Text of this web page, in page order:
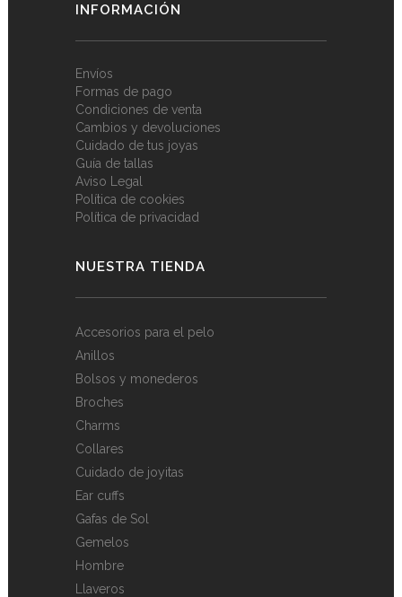
INFORMACIÓN
Envíos
Formas de pago
Condiciones de venta
Cambios y devoluciones
Cuidado de tus joyas
Guía de tallas
Aviso Legal
Política de cookies
Política de privacidad
NUESTRA TIENDA
Accesorios para el pelo
Anillos
Bolsos y monederos
Broches
Charms
Collares
Cuidado de joyitas
Ear cuffs
Gafas de Sol
Gemelos
Hombre
Llaveros